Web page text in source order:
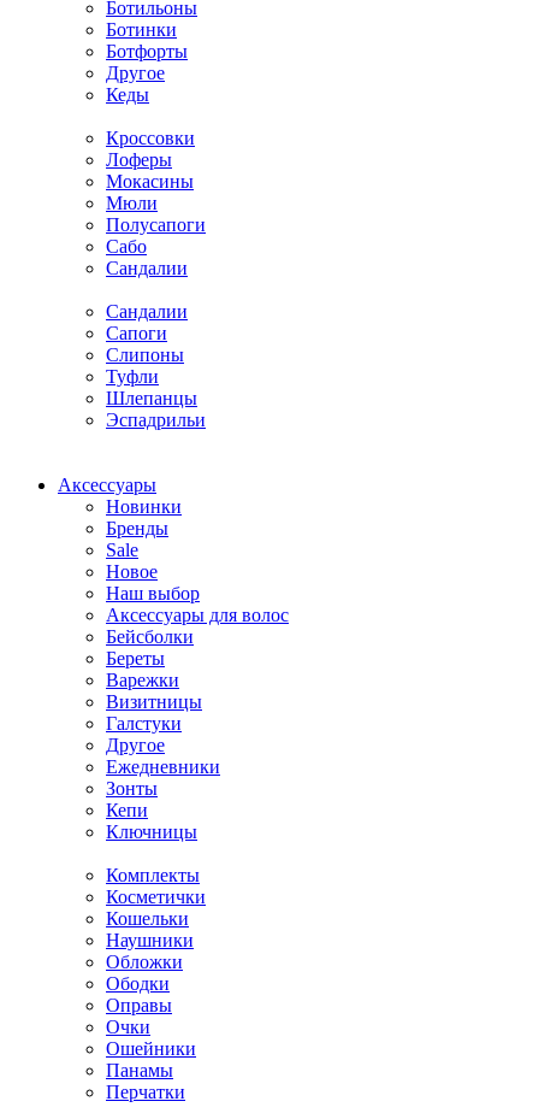
Ботильоны
Ботинки
Ботфорты
Другое
Кеды
Кроссовки
Лоферы
Мокасины
Мюли
Полусапоги
Сабо
Сандалии
Сандалии
Сапоги
Слипоны
Туфли
Шлепанцы
Эспадрильи
Аксессуары
Новинки
Бренды
Sale
Новое
Наш выбор
Аксессуары для волос
Бейсболки
Береты
Варежки
Визитницы
Галстуки
Другое
Ежедневники
Зонты
Кепи
Ключницы
Комплекты
Косметички
Кошельки
Наушники
Обложки
Ободки
Оправы
Очки
Ошейники
Панамы
Перчатки